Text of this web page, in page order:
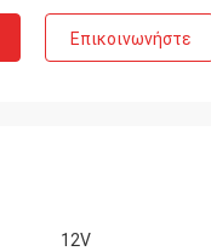
Επικοινωνήστε
12V